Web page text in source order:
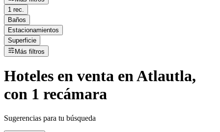
1 rec.
Baños
Estacionamientos
Superficie
Más filtros
Hoteles en venta en Atlautla,
con 1 recámara
Sugerencias para tu búsqueda